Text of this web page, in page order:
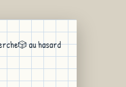
🎲 au hasard